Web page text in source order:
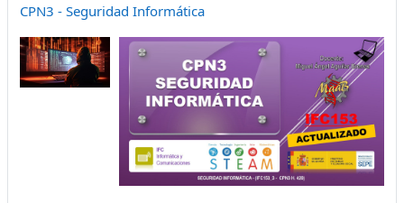
CPN3 - Seguridad Informática